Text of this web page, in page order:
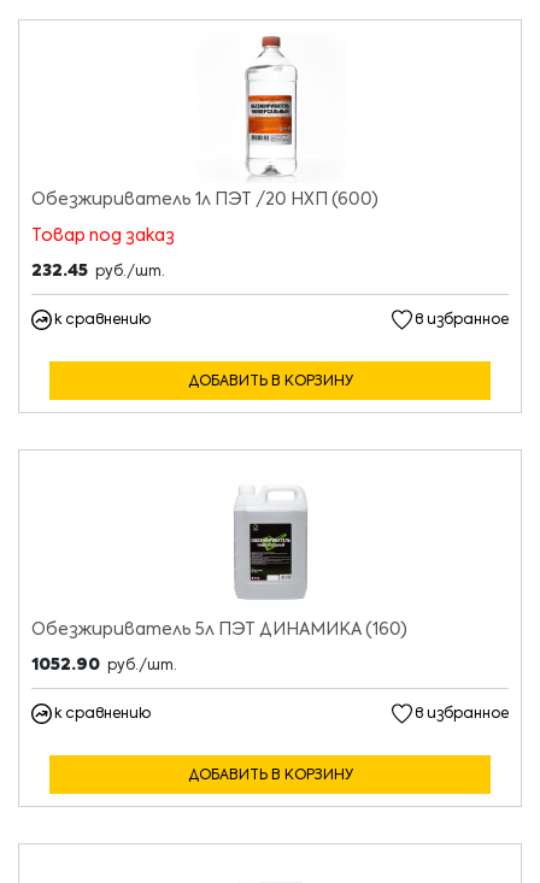
Обезжириватель 1л ПЭТ /20 НХП (600)
Товар под заказ
232.45 руб./шт.
к сравнению в избранное
ДОБАВИТЬ В КОРЗИНУ
Обезжириватель 5л ПЭТ ДИНАМИКА (160)
1052.90 руб./шт.
к сравнению в избранное
ДОБАВИТЬ В КОРЗИНУ